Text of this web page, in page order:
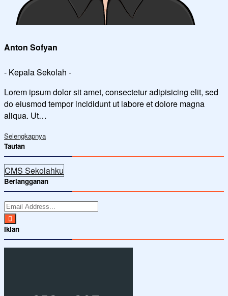
Anton Sofyan
- Kepala Sekolah -
Lorem ipsum dolor sit amet, consectetur adipisicing elit, sed
do eiusmod tempor incididunt ut labore et dolore magna
aliqua. Ut…
Selengkapnya
Tautan
CMS Sekolahku
Berlangganan
Iklan